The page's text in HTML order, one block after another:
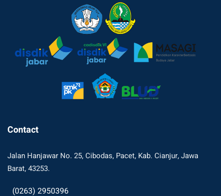
Contact
Jalan Hanjawar No. 25, Cibodas, Pacet, Kab. Cianjur, Jawa
Barat, 43253.
(0263) 2950396